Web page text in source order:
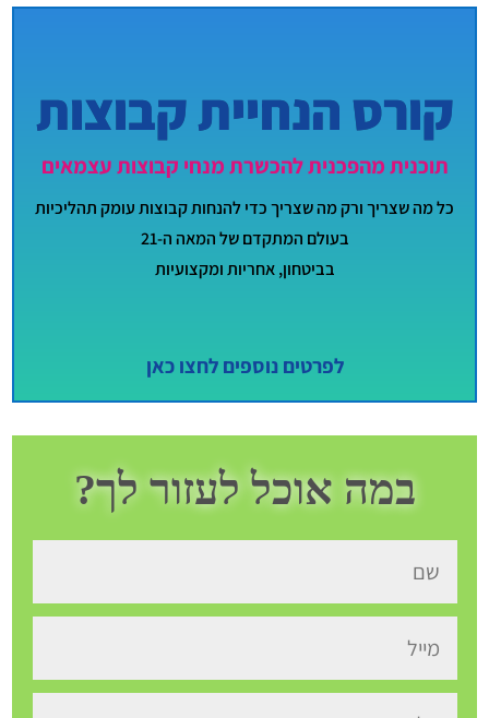
רק הקליקו כאן על הכפתור ואתם מנויים
קורס הנחיית קבוצות
תוכנית מהפכנית להכשרת מנחי קבוצות עצמאים
כל מה שצריך ורק מה שצריך כדי להנחות קבוצות עומק תהליכיות
בעולם המתקדם של המאה ה-21
בביטחון, אחריות ומקצועיות
לפרטים נוספים לחצו כאן
במה אוכל לעזור לך?